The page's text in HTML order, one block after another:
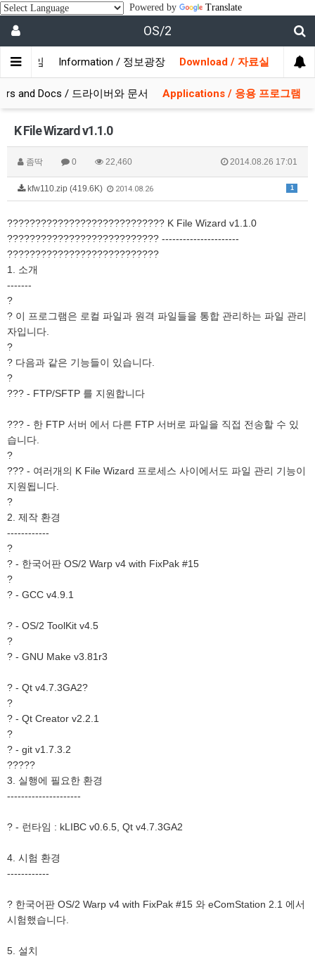
Powered by Translate
OS/2
자모임 Information / 정보광장 Download / 자료실
and Docs / 드라이버와 문서 Applications / 응용 프로그램
K File Wizard v1.1.0
좀딱 0 22,460 2014.08.26 17:01
1
kfw110.zip (419.6K) 2014.08.26
???????????????????????????? K File Wizard v1.1.0
??????????????????????????? ----------------------
???????????????????????????
1. 소개
-------
?
? 이 프로그램은 로컬 파일과 원격 파일들을 통합 관리하는 파일 관리
자입니다.
?
? 다음과 같은 기능들이 있습니다.
?
??? - FTP/SFTP 를 지원합니다
??? - 한 FTP 서버 에서 다른 FTP 서버로 파일을 직접 전송할 수 있
습니다.
?
??? - 여러개의 K File Wizard 프로세스 사이에서도 파일 관리 기능이
지원됩니다.
?
2. 제작 환경
------------
?
? - 한국어판 OS/2 Warp v4 with FixPak #15
?
? - GCC v4.9.1
? - OS/2 ToolKit v4.5
?
? - GNU Make v3.81r3
? - Qt v4.7.3GA2?
?
? - Qt Creator v2.2.1
?
? - git v1.7.3.2
?????
3. 실행에 필요한 환경
---------------------
? - 런타임 : kLIBC v0.6.5, Qt v4.7.3GA2
4. 시험 환경
------------
? 한국어판 OS/2 Warp v4 with FixPak #15 와 eComStation 2.1 에서
시험했습니다.
5. 설치